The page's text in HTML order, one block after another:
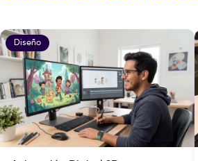
Diseño